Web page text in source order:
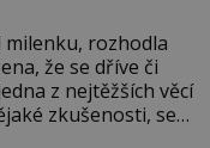
milenku, rozhodla
že se dříve či
z nejtěžších věcí
zkušenosti, se